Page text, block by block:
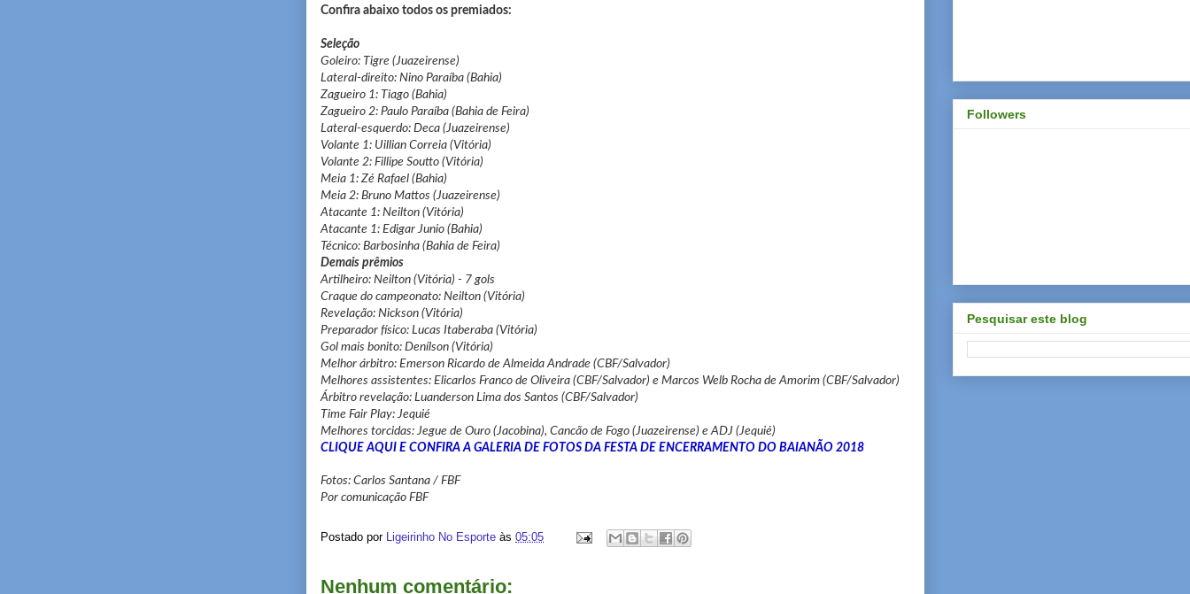
Confira abaixo todos os premiados:
Seleção
Goleiro: Tigre (Juazeirense)
Lateral-direito: Nino Paraíba (Bahia)
Zagueiro 1: Tiago (Bahia)
Zagueiro 2: Paulo Paraíba (Bahia de Feira)
Lateral-esquerdo: Deca (Juazeirense)
Volante 1: Uillian Correia (Vitória)
Volante 2: Fillipe Soutto (Vitória)
Meia 1: Zé Rafael (Bahia)
Meia 2: Bruno Mattos (Juazeirense)
Atacante 1: Neilton (Vitória)
Atacante 1: Edigar Junio (Bahia)
Técnico: Barbosinha (Bahia de Feira)
Demais prêmios
Artilheiro: Neilton (Vitória) - 7 gols
Craque do campeonato: Neilton (Vitória)
Revelação: Nickson (Vitória)
Preparador físico: Lucas Itaberaba (Vitória)
Gol mais bonito: Denílson (Vitória)
Melhor árbitro: Emerson Ricardo de Almeida Andrade (CBF/Salvador)
Melhores assistentes: Elicarlos Franco de Oliveira (CBF/Salvador) e Marcos Welb Rocha de Amorim (CBF/Salvador)
Árbitro revelação: Luanderson Lima dos Santos (CBF/Salvador)
Time Fair Play: Jequié
Melhores torcidas: Jegue de Ouro (Jacobina), Cancão de Fogo (Juazeirense) e ADJ (Jequié)
CLIQUE AQUI E CONFIRA A GALERIA DE FOTOS DA FESTA DE ENCERRAMENTO DO BAIANÃO 2018
Fotos: Carlos Santana / FBF
Por comunicação FBF
Postado por Ligeirinho No Esporte às 05:05
Nenhum comentário:
Followers
Pesquisar este blog